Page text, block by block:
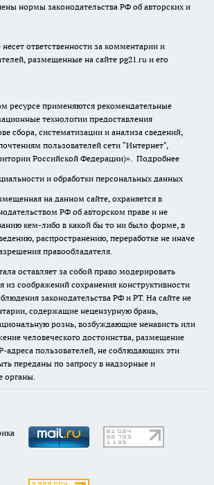
нормы законодательства РФ об авторских и
ответственности за комментарии и
размещенные на сайте pg21.ru и его
ресурсе применяются рекомендательные
технологии предоставления
сбора, систематизации и анализа сведений,
пользователей сети "Интернет",
Российской Федерации)». Подробнее
и обработки персональных данных
на данном сайте, охраняется в
РФ об авторском праве и не
кем-либо в какой бы то ни было форме, в
распространению, переработке не иначе
правообладателя.
оставляет за собой право модерировать
из соображений сохранения конструктивности
законодательства РФ и РТ. На сайте не
содержащие нецензурную брань,
рознь, возбуждающие ненависть или
человеческого достоинства, размещение
адреса пользователей, не соблюдающих эти
переданы по запросу в надзорные и
органы.